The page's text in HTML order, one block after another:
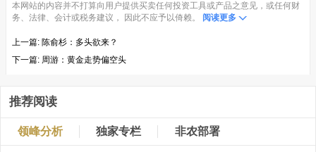
本网站的内容并不打算向用户提供买卖任何投资工具或产品之意见，或任何财
务、法律、会计或税务建议， 因此不应予以倚赖。
阅读更多
上一篇: 陈俞杉：多头欲来？
下一篇: 周游：黄金走势偏空头
推荐阅读
领峰分析 独家专栏 非农部署